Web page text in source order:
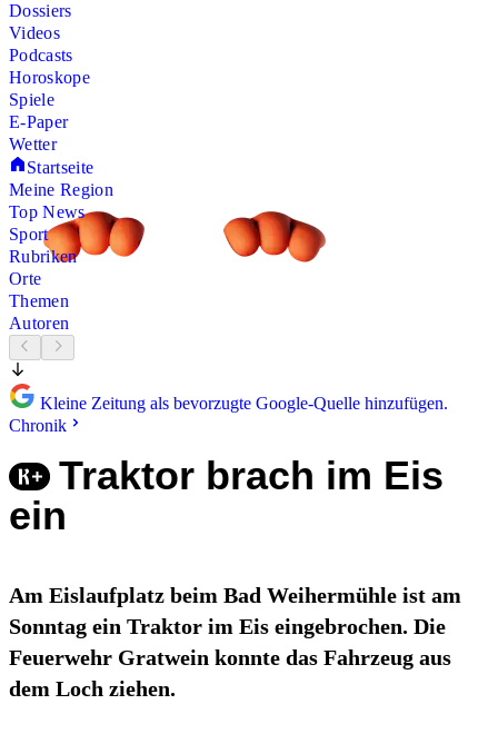
Dossiers
Videos
Podcasts
Horoskope
Spiele
E-Paper
Wetter
Startseite
Meine Region
Top News
Sport
Rubriken
Orte
Themen
Autoren
Kleine Zeitung als bevorzugte Google-Quelle hinzufügen.
Chronik
Traktor brach im Eis
ein
Am Eislaufplatz beim Bad Weihermühle ist am
Sonntag ein Traktor im Eis eingebrochen. Die
Feuerwehr Gratwein konnte das Fahrzeug aus
dem Loch ziehen.